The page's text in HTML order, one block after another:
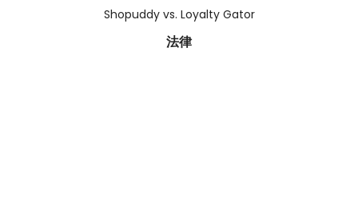
Shopuddy vs. Loyalty Gator
法律